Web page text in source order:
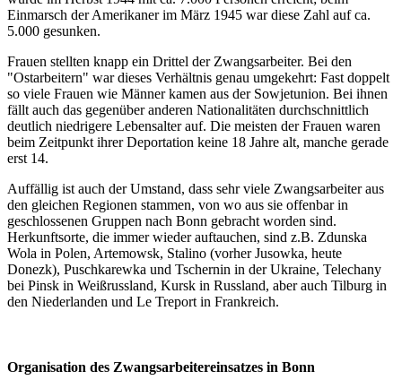
Einmarsch der Amerikaner im März 1945 war diese Zahl auf ca.
5.000 gesunken.
Frauen stellten knapp ein Drittel der Zwangsarbeiter. Bei den
"Ostarbeitern" war dieses Verhältnis genau umgekehrt: Fast doppelt
so viele Frauen wie Männer kamen aus der Sowjetunion. Bei ihnen
fällt auch das gegenüber anderen Nationalitäten durchschnittlich
deutlich niedrigere Lebensalter auf. Die meisten der Frauen waren
beim Zeitpunkt ihrer Deportation keine 18 Jahre alt, manche gerade
erst 14.
Auffällig ist auch der Umstand, dass sehr viele Zwangsarbeiter aus
den gleichen Regionen stammen, von wo aus sie offenbar in
geschlossenen Gruppen nach Bonn gebracht worden sind.
Herkunftsorte, die immer wieder auftauchen, sind z.B. Zdunska
Wola in Polen, Artemowsk, Stalino (vorher Jusowka, heute
Donezk), Puschkarewka und Tschernin in der Ukraine, Telechany
bei Pinsk in Weißrussland, Kursk in Russland, aber auch Tilburg in
den Niederlanden und Le Treport in Frankreich.
Organisation des Zwangsarbeitereinsatzes in Bonn